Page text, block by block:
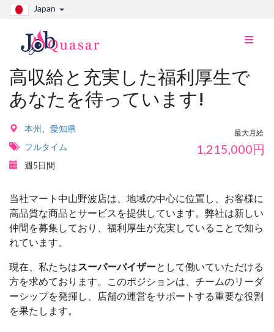
Japan
ナ
り
高収給と充実した福利厚生で
あなたを待っています!
本州
愛知県
フルタイム
週5日間
最大月給
1,215,000円
当社マート中山野波店は、地域の中心に位置し、お客様に
高品質な商品とサービスを提供しています。弊社は新しい
仲間を募集しており、福利厚生が充実していることで知ら
れています。
現在、私たちはスーパーバイザーとして働いていただける
方を求めております。このポジションは、チームのリーダ
ーシップを発揮し、店舗の運営をサポートする重要な役割
を果たします。